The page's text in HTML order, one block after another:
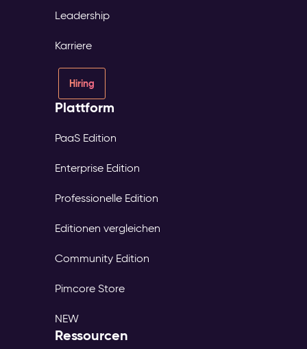
Leadership
Karriere
Hiring
Plattform
PaaS Edition
Enterprise Edition
Professionelle Edition
Editionen vergleichen
Community Edition
Pimcore Store
NEW
Ressourcen